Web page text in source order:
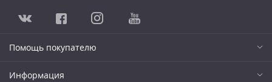
Помощь покупателю
Информация